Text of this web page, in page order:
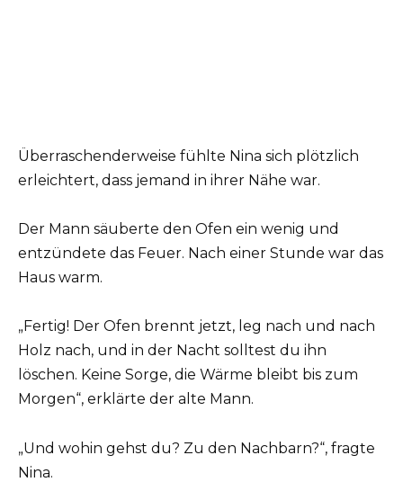
Überraschenderweise fühlte Nina sich plötzlich
erleichtert, dass jemand in ihrer Nähe war.
Der Mann säuberte den Ofen ein wenig und
entzündete das Feuer. Nach einer Stunde war das
Haus warm.
„Fertig! Der Ofen brennt jetzt, leg nach und nach
Holz nach, und in der Nacht solltest du ihn
löschen. Keine Sorge, die Wärme bleibt bis zum
Morgen“, erklärte der alte Mann.
„Und wohin gehst du? Zu den Nachbarn?“, fragte
Nina.